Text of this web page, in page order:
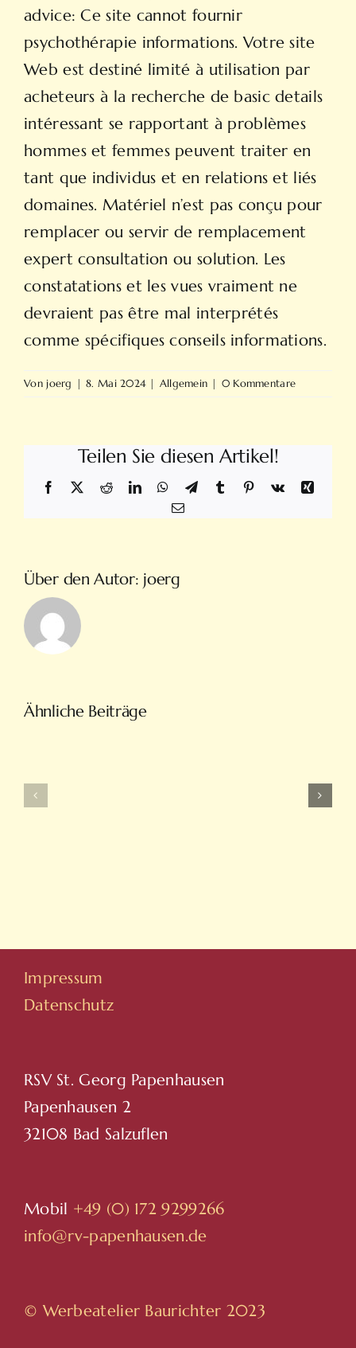
advice: Ce site cannot fournir
psychothérapie informations. Votre site
Web est destiné limité à utilisation par
acheteurs à la recherche de basic details
intéressant se rapportant à problèmes
hommes et femmes peuvent traiter en
tant que individus et en relations et liés
domaines. Matériel n’est pas conçu pour
remplacer ou servir de remplacement
expert consultation ou solution. Les
constatations et les vues vraiment ne
devraient pas être mal interprétés
comme spécifiques conseils informations.
Von joerg | 8. Mai 2024 | Allgemein | 0 Kommentare
Teilen Sie diesen Artikel!
Facebook RedditLinkedInWhatsApp
TelegramTumblr Pinterest
Vk
Xing
E-
Mail
Über den Autor: joerg
Ähnliche Beiträge
Türkiye’nin
Impressum
Datenschutz
RSV St. Georg Papenhausen
Papenhausen 2
32108 Bad Salzuflen
Mobil +49 (0) 172 9299266
info@rv-papenhausen.de
© Werbeatelier Baurichter 2023